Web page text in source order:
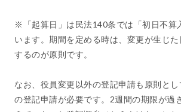
※「起算日」は民法140条では「初日不算
います。期間を定める時は、変更が生じ
するのが原則です。
なお、役員変更以外の登記申請も原則と
の登記申請が必要です。2週間の期限が過